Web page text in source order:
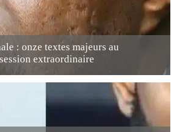
: onze textes majeurs au
extraordinaire